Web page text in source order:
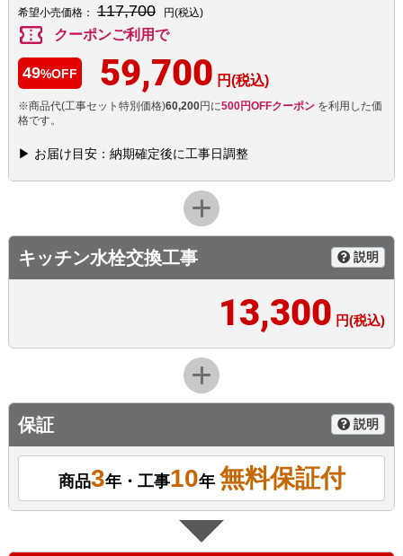
希望小売価格： 117,700 円(税込)
confirmation_number クーポンご利用で
49%OFF 59,700 円(税込)
※商品代(工事セット特別価格)60,200円に500円OFFクーポンを利用した価
格です。
▶ お届け目安：納期確定後に工事日調整
キッチン水栓交換工事 説明
13,300 円(税込)
保証 説明
商品3年・工事10年 無料保証付